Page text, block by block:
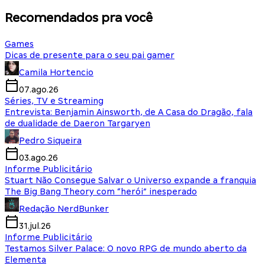
Recomendados pra você
Games
Dicas de presente para o seu pai gamer
Camila Hortencio
07.ago.26
Séries, TV e Streaming
Entrevista: Benjamin Ainsworth, de A Casa do Dragão, fala
de dualidade de Daeron Targaryen
Pedro Siqueira
03.ago.26
Informe Publicitário
Stuart Não Consegue Salvar o Universo expande a franquia
The Big Bang Theory com “herói” inesperado
Redação NerdBunker
31.jul.26
Informe Publicitário
Testamos Silver Palace: O novo RPG de mundo aberto da
Elementa